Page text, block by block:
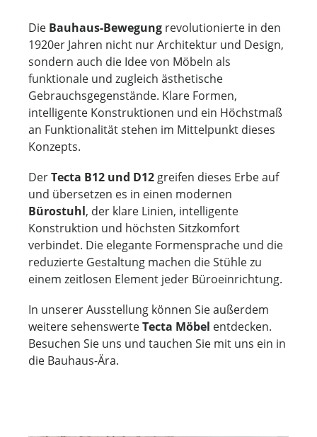
Die Bauhaus-Bewegung revolutionierte in den
1920er Jahren nicht nur Architektur und Design,
sondern auch die Idee von Möbeln als
funktionale und zugleich ästhetische
Gebrauchsgegenstände. Klare Formen,
intelligente Konstruktionen und ein Höchstmaß
an Funktionalität stehen im Mittelpunkt dieses
Konzepts.
DerTecta B12 und D12 greifen dieses Erbe auf
und übersetzen es in einen modernen
Bürostuhl, der klare Linien, intelligente
Konstruktion und höchsten Sitzkomfort
verbindet. Die elegante Formensprache und die
reduzierte Gestaltung machen die Stühle zu
einem zeitlosen Element jeder Büroeinrichtung.
In unserer Ausstellung können Sie außerdem
weitere sehenswerteTecta Möbel entdecken.
Besuchen Sie uns und tauchen Sie mit uns ein in
die Bauhaus-Ära.